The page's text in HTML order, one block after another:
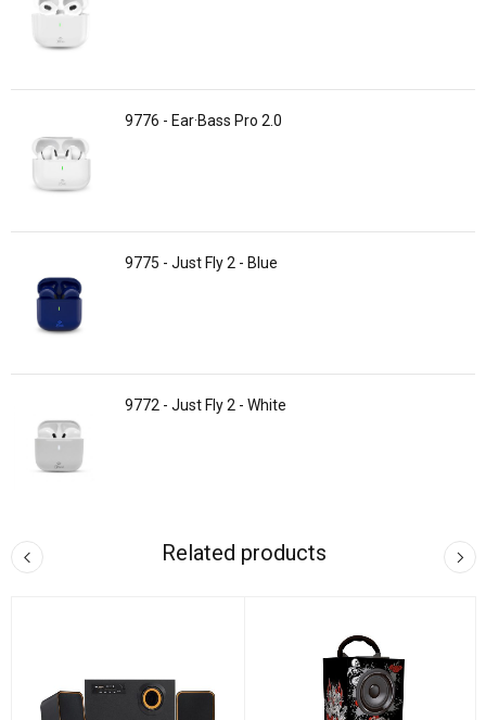
9776 - Ear·Bass Pro 2.0
9775 - Just Fly 2 - Blue
9772 - Just Fly 2 - White
Related products